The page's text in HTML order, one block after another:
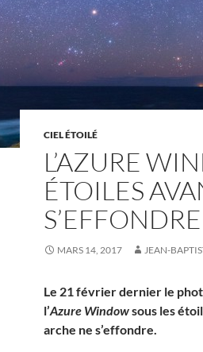
CIEL ÉTOILÉ
L’AZURE
ÉTOILES
S’EFFONDRE
MARS 14, 2017 JEAN-
Le 21 février dernier le
l’Azure Windowsous les
arche ne s’effondre.